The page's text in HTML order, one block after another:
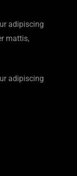
adipiscing
mattis,
adipiscing